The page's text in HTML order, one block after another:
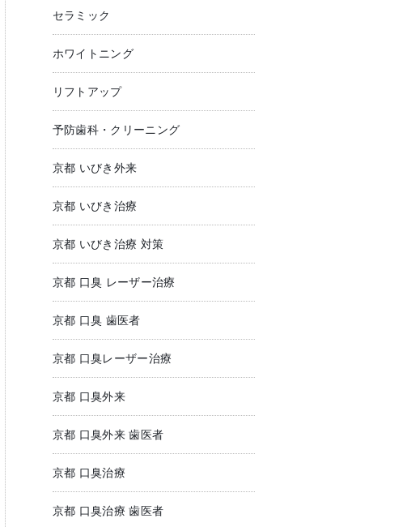
セラミック
ホワイトニング
リフトアップ
予防歯科・クリーニング
京都 いびき外来
京都 いびき治療
京都 いびき治療 対策
京都 口臭 レーザー治療
京都 口臭 歯医者
京都 口臭レーザー治療
京都 口臭外来
京都 口臭外来 歯医者
京都 口臭治療
京都 口臭治療 歯医者